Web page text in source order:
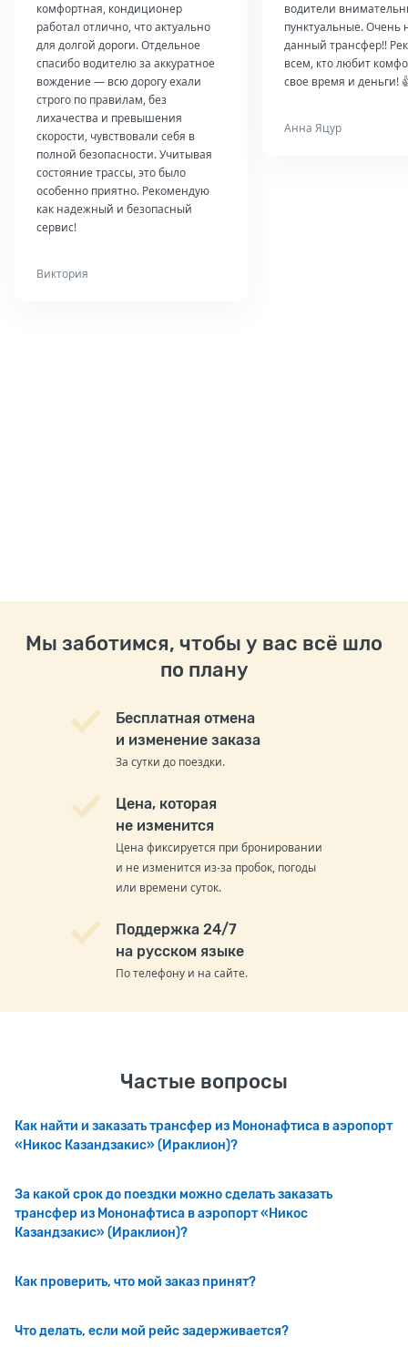
комфортная, кондиционер
работал отлично, что актуально
для долгой дороги. Отдельное
спасибо водителю за аккуратное
вождение — всю дорогу ехали
строго по правилам, без
лихачества и превышения
скорости, чувствовали себя в
полной безопасности. Учитывая
состояние трассы, это было
особенно приятно. Рекомендую
как надежный и безопасный
сервис!
Виктория
водители
пунктуальные. Очень
данный трансфер!!
всем, кто любит
свое время и деньги!
Анна Яцур
Мы заботимся, чтобы у вас всё шло
по плану
Бесплатная отмена
и изменение заказа
За сутки до поездки.
Цена, которая
не изменится
Цена фиксируется при бронировании
и не изменится из-за пробок, погоды
или времени суток.
Поддержка 24/7
на русском языке
По телефону и на сайте.
Частые вопросы
Как найти и заказать трансфер из Мононафтиса в аэропорт
«Никос Казандзакис» (Ираклион)?
За какой срок до поездки можно сделать заказать
трансфер из Мононафтиса в аэропорт «Никос
Казандзакис» (Ираклион)?
Как проверить, что мой заказ принят?
Что делать, если мой рейс задерживается?